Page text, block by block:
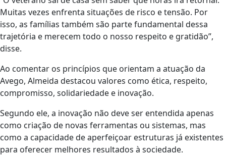
Muitas vezes enfrenta situações de risco e tensão. Por
isso, as famílias também são parte fundamental dessa
trajetória e merecem todo o nosso respeito e gratidão”,
disse.
Ao comentar os princípios que orientam a atuação da
Avego, Almeida destacou valores como ética, respeito,
compromisso, solidariedade e inovação.
Segundo ele, a inovação não deve ser entendida apenas
como criação de novas ferramentas ou sistemas, mas
como a capacidade de aperfeiçoar estruturas já existentes
para oferecer melhores resultados à sociedade.